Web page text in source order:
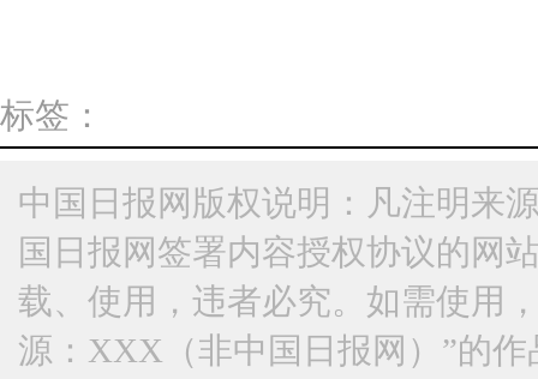
标签：
中国日报网版权说明：凡注明来
国日报网签署内容授权协议的网
载、使用，违者必究。如需使用
源：XXX（非中国日报网）”的